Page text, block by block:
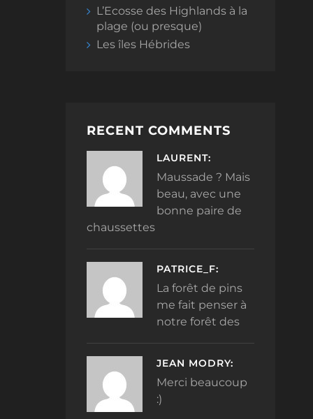
L’Ecosse des Highlands à la
plage (ou presque)
Les îles Hébrides
RECENT COMMENTS
LAURENT:
Maussade ? Mais
beau, avec une
bonne paire de
chaussettes
PATRICE_F:
La forêt de pins
me fait penser à
notre forêt des
JEAN MODRY:
Merci beaucoup
:)